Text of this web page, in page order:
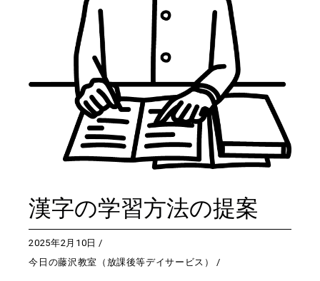
漢字の学習方法の提案
2025年2月10日
今日の藤沢教室（放課後等デイサービス）